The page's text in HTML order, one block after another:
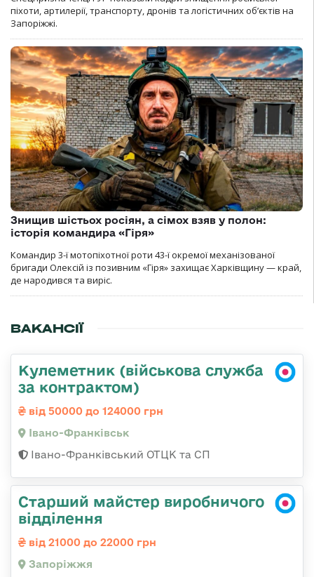
піхоти, артилерії, транспорту, дронів та логістичних об’єктів на
Запоріжжі.
Знищив шістьох росіян, а сімох взяв у полон:
історія командира «Гіря»
Командир 3-ї мотопіхотної роти 43-ї окремої механізованої
бригади Олексій із позивним «Гіря» захищає Харківщину — край,
де народився та виріс.
ВАКАНСІЇ
Кулеметник (військова служба
за контрактом)
від 50000 до 124000 грн
Івано-Франківськ
Івано-Франківський ОТЦК та СП
Старший майстер виробничого
відділення
від 21000 до 22000 грн
Запоріжжя